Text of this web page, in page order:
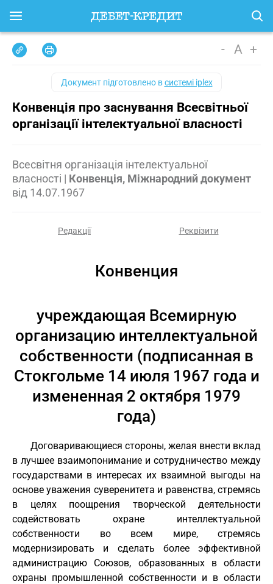
- A +
Документ підготовлено всистемі iplex
Конвенція про заснування Всесвітньої
організації інтелектуальної власності
Всесвітня організація інтелектуальної
власності | Конвенція, Міжнародний документ
від 14.07.1967
Редакції Реквізити
Конвенция
учреждающая Всемирную
организацию интеллектуальной
собственности (подписанная в
Стокгольме 14 июля 1967 года и
измененная 2 октября 1979
года)
Договаривающиеся стороны, желая внести вклад
в лучшее взаимопонимание и сотрудничество между
государствами в интересах их взаимной выгоды на
основе уважения суверенитета и равенства, стремясь
в целях поощрения творческой деятельности
содействовать охране интеллектуальной
собственности во всем мире, стремясь
модернизировать и сделать более эффективной
администрацию Союзов, образованных в области
охраны промышленной собственности и в области